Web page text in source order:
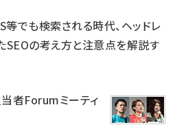
でも検索される時代、ヘッドレ
SEOの考え方と注意点を解説す
当者Forumミーティ